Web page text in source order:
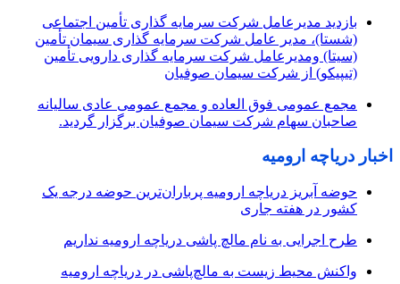
بازدید مدیرعامل شرکت سرمایه گذاری تأمین اجتماعی
(شستا)، مدیر عامل شرکت سرمایه گذاری سیمان تأمین
(سیتا) ومدیرعامل شرکت سرمایه گذاری دارویی تأمین
(تیپیکو) از شرکت سیمان صوفیان
مجمع عمومی فوق العاده و مجمع عمومی عادی سالیانه
صاحبان سهام شرکت سیمان صوفیان برگزار گردید.
اخبار دریاچه ارومیه
حوضه آبریز دریاچه ارومیه پرباران‌ترین حوضه‌ درجه یک
کشور در هفته جاری
طرح اجرایی به نام مالچ پاشی دریاچه ارومیه نداریم
واکنش محیط زیست به مالچ‌پاشی در دریاچه ارومیه